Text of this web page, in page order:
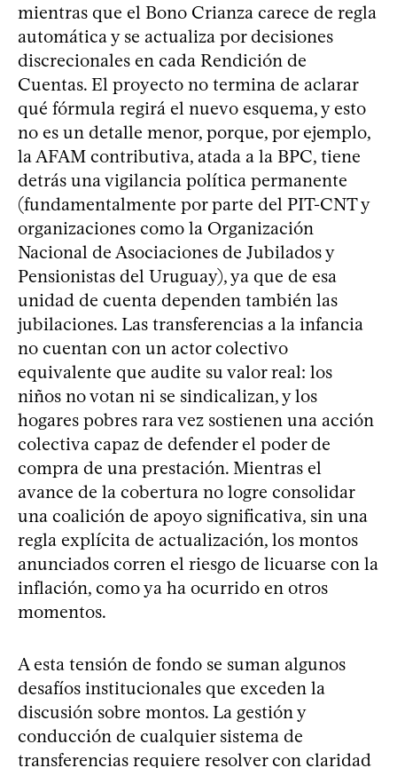
mientras que el Bono Crianza carece de regla
automática y se actualiza por decisiones
discrecionales en cada Rendición de
Cuentas. El proyecto no termina de aclarar
qué fórmula regirá el nuevo esquema, y esto
no es un detalle menor, porque, por ejemplo,
la AFAM contributiva, atada a la BPC, tiene
detrás una vigilancia política permanente
(fundamentalmente por parte del PIT-CNT y
organizaciones como la Organización
Nacional de Asociaciones de Jubilados y
Pensionistas del Uruguay), ya que de esa
unidad de cuenta dependen también las
jubilaciones. Las transferencias a la infancia
no cuentan con un actor colectivo
equivalente que audite su valor real: los
niños no votan ni se sindicalizan, y los
hogares pobres rara vez sostienen una acción
colectiva capaz de defender el poder de
compra de una prestación. Mientras el
avance de la cobertura no logre consolidar
una coalición de apoyo significativa, sin una
regla explícita de actualización, los montos
anunciados corren el riesgo de licuarse con la
inflación, como ya ha ocurrido en otros
momentos.
A esta tensión de fondo se suman algunos
desafíos institucionales que exceden la
discusión sobre montos. La gestión y
conducción de cualquier sistema de
transferencias requiere resolver con claridad